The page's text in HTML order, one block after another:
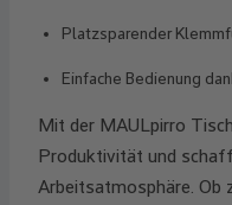
Platzsparender
Einfache Bedienung
Mit der MAULpirro
Produktivität und
Arbeitsatmosphäre. Ob